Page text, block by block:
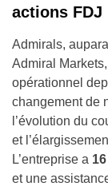
actions FDJ
Admirals,
Admiral
opérationnel
changement de
l’évolution du
et
L’entreprise a
et une